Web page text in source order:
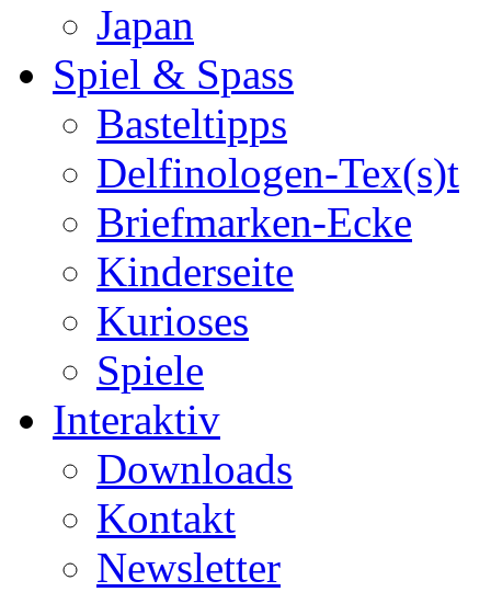
Japan
Spiel & Spass
Basteltipps
Delfinologen-Tex(s)t
Briefmarken-Ecke
Kinderseite
Kurioses
Spiele
Interaktiv
Downloads
Kontakt
Newsletter